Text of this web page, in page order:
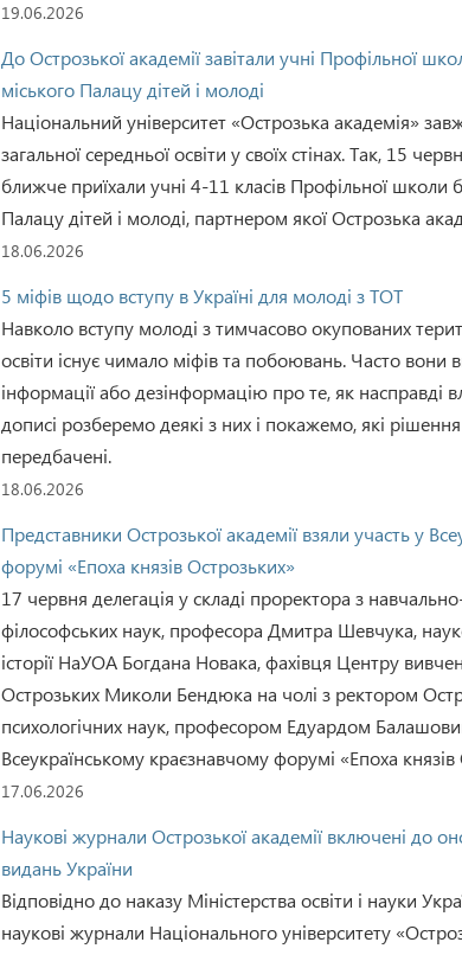
19.06.2026
До Острозької академії завітали учні Профільної
міського Палацу дітей і молоді
Національний університет «Острозька академія»
загальної середньої освіти у своїх стінах. Так, 15
ближче приїхали учні 4-11 класів Профільної школи
Палацу дітей і молоді, партнером якої Острозька
18.06.2026
5 міфів щодо вступу в Україні для молоді з ТОТ
Навколо вступу молоді з тимчасово окупованих
освіти існує чимало міфів та побоювань. Часто вони
інформації або дезінформацію про те, як насправді
дописі розберемо деякі з них і покажемо, які
передбачені.
18.06.2026
Представники Острозької академії взяли участь у
форумі «Епоха князів Острозьких»
17 червня делегація у складі проректора з
філософських наук, професора Дмитра Шевчука,
історії НаУОА Богдана Новака, фахівця Центру
Острозьких Миколи Бендюка на чолі з ректором
психологічних наук, професором Едуардом
Всеукраїнському краєзнавчому форумі «Епоха князів
17.06.2026
Наукові журнали Острозької академії включені до
видань України
Відповідно до наказу Міністерства освіти і науки
наукові журнали Національного університету